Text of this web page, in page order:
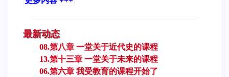
最新动态
08.第八章 一堂关于近代史的课程
13.第十三章 一堂关于未来的课程
06.第六章 我受教育的课程开始了